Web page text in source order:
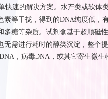
快速的解决方案。水产类或软体
素等干拢，得到的DNA纯度低，
糖等杂质。 试剂盒基于超顺磁
无需进行耗时的醇类沉淀，整个
，病毒DNA，或其它寄生微生